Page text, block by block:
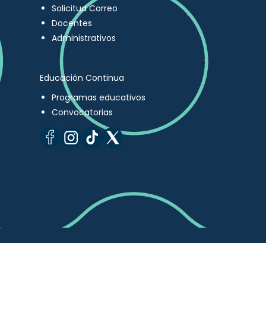
Solicitud Correo
Docentes
Administrativos
Educación Continua
Programas educativos
Convocatorias